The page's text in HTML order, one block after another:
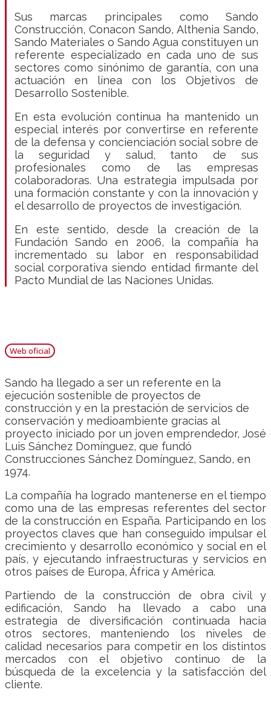
Sus marcas principales como Sando
Construcción, Conacon Sando, Althenia Sando,
Sando Materiales o Sando Agua constituyen un
referente especializado en cada uno de sus
sectores como sinónimo de garantía, con una
actuación en línea con los Objetivos de
Desarrollo Sostenible.
En esta evolución continua ha mantenido un
especial interés por convertirse en referente
de la defensa y concienciación social sobre de
la seguridad y salud, tanto de sus
profesionales como de las empresas
colaboradoras. Una estrategia impulsada por
una formación constante y con la innovación y
el desarrollo de proyectos de investigación.
En este sentido, desde la creación de la
Fundación Sando en 2006, la compañía ha
incrementado su labor en responsabilidad
social corporativa siendo entidad firmante del
Pacto Mundial de las Naciones Unidas.
Web oficial
Sando ha llegado a ser un referente en la
ejecución sostenible de proyectos de
construcción y en la prestación de servicios de
conservación y medioambiente gracias al
proyecto iniciado por un joven emprendedor, José
Luis Sánchez Domínguez, que fundó
Construcciones Sánchez Domínguez, Sando, en
1974.
La compañía ha logrado mantenerse en el tiempo
como una de las empresas referentes del sector
de la construcción en España. Participando en los
proyectos claves que han conseguido impulsar el
crecimiento y desarrollo económico y social en el
país, y ejecutando infraestructuras y servicios en
otros países de Europa, África y América.
Partiendo de la construcción de obra civil y
edificación, Sando ha llevado a cabo una
estrategia de diversificación continuada hacia
otros sectores, manteniendo los niveles de
calidad necesarios para competir en los distintos
mercados con el objetivo continuo de la
búsqueda de la excelencia y la satisfacción del
cliente.